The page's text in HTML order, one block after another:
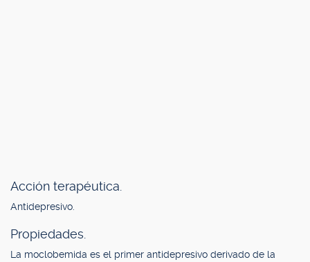
Acción terapéutica.
Antidepresivo.
Propiedades.
La moclobemida es el primer antidepresivo derivado de la